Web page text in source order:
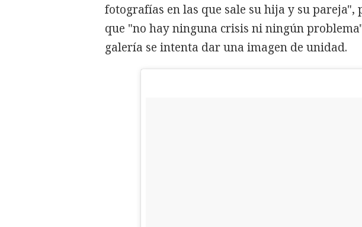
fotografías en las que sale su hija y su pareja",
que "no hay ninguna crisis ni ningún
galería se intenta dar una imagen de unidad.